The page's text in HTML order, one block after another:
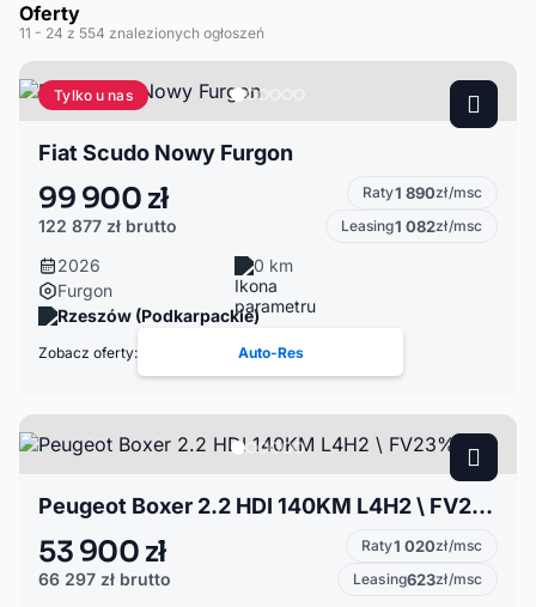
Oferty
11 - 24 z 554 znalezionych ogłoszeń
Tylko u nas
Fiat Scudo Nowy Furgon
99 900 zł
122 877 zł brutto
Raty1 890zł/msc
Leasing1 082zł/msc
2026
0 km
Furgon
Rzeszów (Podkarpackie)
Zobacz oferty: Auto-Res
Peugeot Boxer 2.2 HDI 140KM L4H2 \ FV23%
53 900 zł
66 297 zł brutto
Raty1 020zł/msc
Leasing623zł/msc